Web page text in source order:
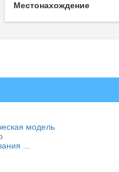
Местонахождение
модель
...